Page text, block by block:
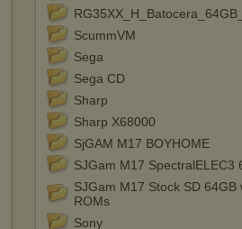
Partnerów
działań
Ci reklama nie
to reklama
internetowej w
cookies na
pliki cookies,
przeglądarki
adresem
ScummVM
Sega
Sega CD
Sharp
Sharp X68000
SjGAM M17 BOYHOME
SJGam M17 SpectralELEC3
SJGam M17 Stock SD 64GB
ROMs
Sony